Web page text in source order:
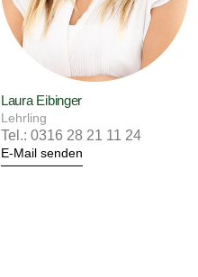
Laura Eibinger
Lehrling
Tel.: 0316 28 21 11 24
E-Mail senden